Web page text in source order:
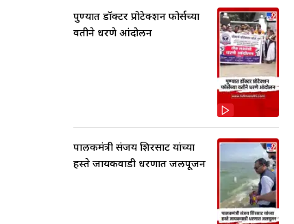
पुण्यात डॉक्टर प्रोटेक्शन फोर्सच्या
वतीने धरणे आंदोलन
पालकमंत्री संजय शिरसाट यांच्या
हस्ते जायकवाडी धरणात जलपूजन